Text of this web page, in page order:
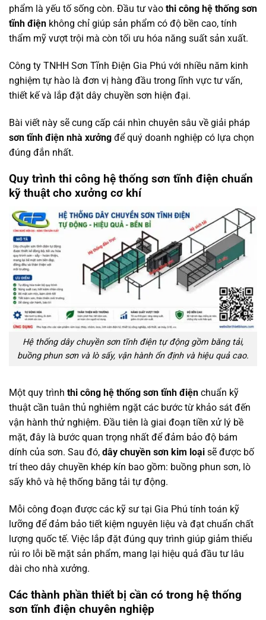
phẩm là yếu tố sống còn. Đầu tư vào thi công hệ thống sơn
tĩnh điện không chỉ giúp sản phẩm có độ bền cao, tính
thẩm mỹ vượt trội mà còn tối ưu hóa năng suất sản xuất.
Công ty TNHH Sơn Tĩnh Điện Gia Phú với nhiều năm kinh
nghiệm tự hào là đơn vị hàng đầu trong lĩnh vực tư vấn,
thiết kế và lắp đặt dây chuyền sơn hiện đại.
Bài viết này sẽ cung cấp cái nhìn chuyên sâu về giải pháp
sơn tĩnh điện nhà xưởng để quý doanh nghiệp có lựa chọn
đúng đắn nhất.
Quy trình thi công hệ thống sơn tĩnh điện chuẩn
kỹ thuật cho xưởng cơ khí
Hệ thống dây chuyền sơn tĩnh điện tự động gồm băng tải,
buồng phun sơn và lò sấy, vận hành ổn định và hiệu quả cao.
Một quy trình thi công hệ thống sơn tĩnh điện chuẩn kỹ
thuật cần tuân thủ nghiêm ngặt các bước từ khảo sát đến
vận hành thử nghiệm. Đầu tiên là giai đoạn tiền xử lý bề
mặt, đây là bước quan trọng nhất để đảm bảo độ bám
dính của sơn. Sau đó, dây chuyền sơn kim loại sẽ được bố
trí theo dây chuyền khép kín bao gồm: buồng phun sơn, lò
sấy khô và hệ thống băng tải tự động.
Mỗi công đoạn được các kỹ sư tại Gia Phú tính toán kỹ
lưỡng để đảm bảo tiết kiệm nguyên liệu và đạt chuẩn chất
lượng quốc tế. Việc lắp đặt đúng quy trình giúp giảm thiểu
rủi ro lỗi bề mặt sản phẩm, mang lại hiệu quả đầu tư lâu
dài cho nhà xưởng.
Các thành phần thiết bị cần có trong hệ thống
sơn tĩnh điện chuyên nghiệp